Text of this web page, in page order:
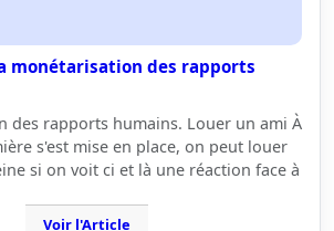
monétarisation des rapports
des rapports humains. Louer un ami À
s'est mise en place, on peut louer
si on voit ci et là une réaction face à
Voir l'Article